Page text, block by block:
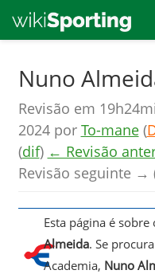
main
content
Nuno
Revisão em
2024 por To-mane (
(dif) ← Revisão
Revisão seguinte →
Esta página é
Almeida. Se
Academia, Nuno